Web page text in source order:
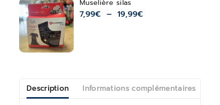
Muselière silas
7,99€ – 19,99€
Description Informations complémentaires